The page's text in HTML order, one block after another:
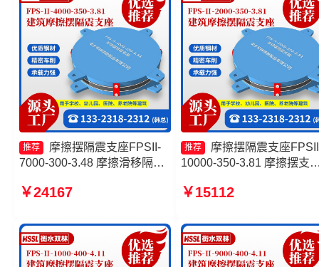
推荐
摩擦摆隔震支座FPSII-
7000-300-3.48 摩擦滑移隔震
FPSII-3000-350-3.81源头工
厂家
￥24167
推荐
摩擦摆隔震支座
10000-350-3.81 摩擦摆支
500-3.8源头工厂 FPS-
￥15112